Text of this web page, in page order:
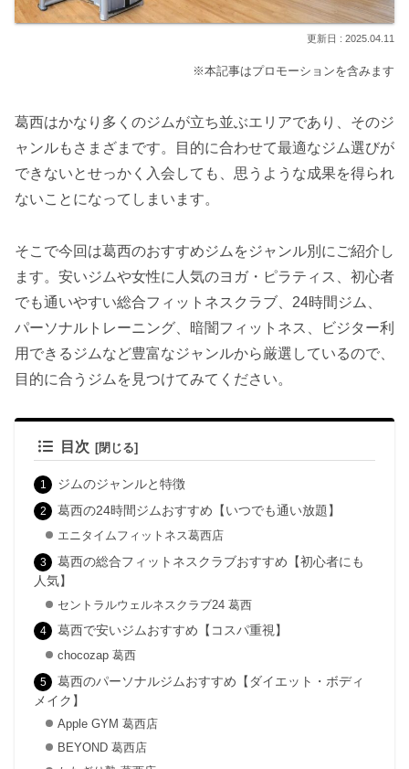
2025.04.11
※本記事はプロモーションを含みます
葛西はかなり多くのジムが立ち並ぶエリアであり、そのジ
ャンルもさまざまです。目的に合わせて最適なジム選びが
できないとせっかく入会しても、思うような成果を得られ
ないことになってしまいます。
そこで今回は葛西のおすすめジムをジャンル別にご紹介し
ます。安いジムや女性に人気のヨガ・ピラティス、初心者
でも通いやすい総合フィットネスクラブ、24時間ジム、
パーソナルトレーニング、暗闇フィットネス、ビジター利
用できるジムなど豊富なジャンルから厳選しているので、
目的に合うジムを見つけてみてください。
目次
ジムのジャンルと特徴
葛西の24時間ジムおすすめ【いつでも通い放題】
エニタイムフィットネス葛西店
葛西の総合フィットネスクラブおすすめ【初心者にも
人気】
セントラルウェルネスクラブ24 葛西
葛西で安いジムおすすめ【コスパ重視】
chocozap 葛西
葛西のパーソナルジムおすすめ【ダイエット・ボディ
メイク】
Apple GYM 葛西店
BEYOND 葛西店